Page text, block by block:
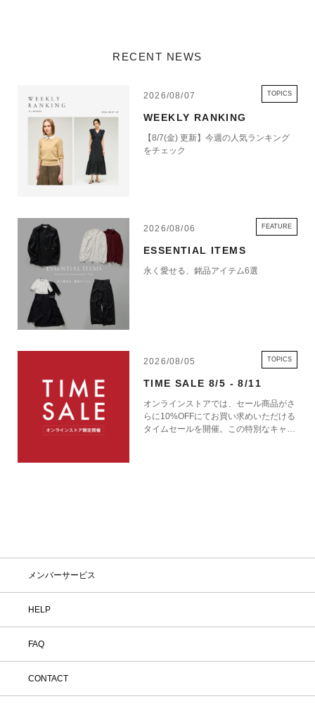
RECENT NEWS
2026/08/07 TOPICS
WEEKLY RANKING
【8/7(金) 更新】今週の人気ランキング
をチェック
2026/08/06 FEATURE
ESSENTIAL ITEMS
永く愛せる、銘品アイテム6選
2026/08/05 TOPICS
TIME SALE 8/5 - 8/11
オンラインストアでは、セール商品がさ
らに10%OFFにてお買い求めいただける
タイムセールを開催。この特別なキャン
メンバーサービス
HELP
FAQ
CONTACT